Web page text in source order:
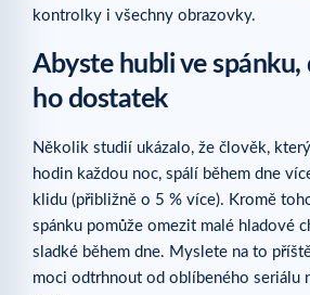
kontrolky i všechny obrazovky.
Abyste hubli ve spánku,
ho dostatek
Několik studií ukázalo, že člověk,
hodin každou noc, spálí během dne
klidu (přibližně o 5 % více). Kromě
spánku pomůže omezit malé hladové
sladké během dne. Myslete na to
moci odtrhnout od oblíbeného seriálu